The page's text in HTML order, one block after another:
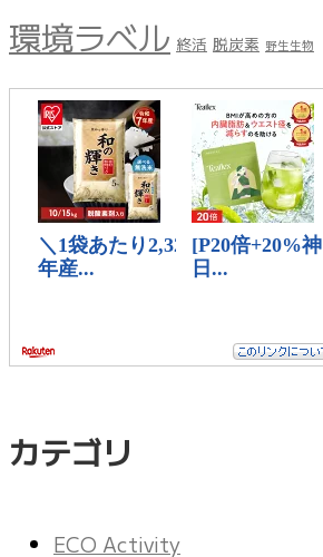
環境ラベル 終活 脱炭素 野生生物
カテゴリ
ECO Activity